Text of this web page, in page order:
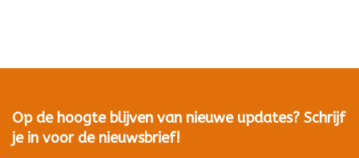
Op de hoogte blijven van nieuwe updates? Schrijf
je in voor de nieuwsbrief!